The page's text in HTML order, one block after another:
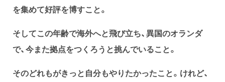
を集めて好評を博すこと。
そしてこの年齢で海外へと飛び立ち、異国のオランダ
で、今また拠点をつくろうと挑んでいること。
そのどれもがきっと自分もやりたかったこと。けれど、